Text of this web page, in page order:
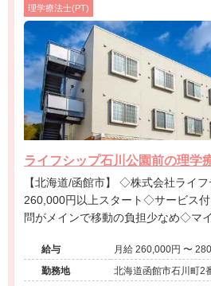
理学療法士(PT)
ライフシップ石川公園前の理学
【北海道/函館市】 ◇株式会社ライフデザインが運営◇月給
260,000円以上スタート◇サービス
問がメインで移動の負担少なめ◇マ
安定して働ける環境です。
給与
月給
勤務地
北海道函館市石川町2